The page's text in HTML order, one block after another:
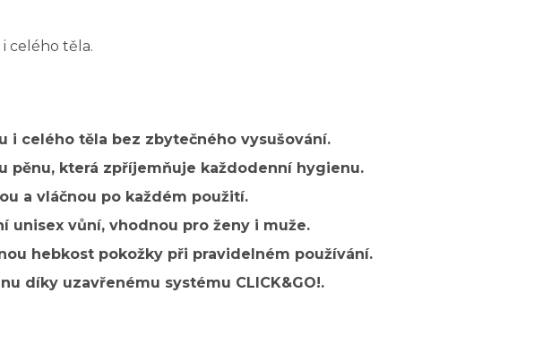
celého těla.
i celého těla bez zbytečného vysušování.
pěnu, která zpříjemňuje každodenní hygienu.
a vláčnou po každém použití.
unisex vůní, vhodnou pro ženy i muže.
hebkost pokožky při pravidelném používání.
díky uzavřenému systému CLICK&GO!.